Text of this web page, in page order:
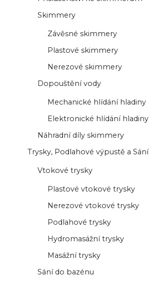
Skimmery
Závěsné skimmery
Plastové skimmery
Nerezové skimmery
Dopouštění vody
Mechanické hlídání hladiny
Elektronické hlídání hladiny
Náhradní díly skimmery
Trysky, Podlahové výpustě a Sání
Vtokové trysky
Plastové vtokové trysky
Nerezové vtokové trysky
Podlahové trysky
Hydromasážní trysky
Masážní trysky
Sání do bazénu